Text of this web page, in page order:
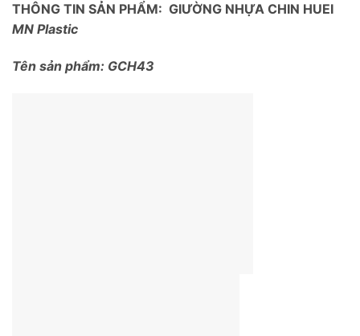
THÔNG TIN SẢN PHẨM: GIƯỜNG NHỰA CHIN HUEI
MN Plastic
Tên sản phẩm: GCH43